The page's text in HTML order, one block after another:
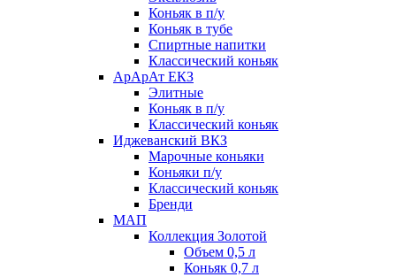
Коньяк в п/у
Коньяк в тубе
Спиртные напитки
Классический коньяк
АрАрАт ЕКЗ
Элитные
Коньяк в п/у
Классический коньяк
Иджеванский ВКЗ
Марочные коньяки
Коньяки п/у
Классический коньяк
Бренди
МАП
Коллекция Золотой
Объем 0,5 л
Коньяк 0,7 л